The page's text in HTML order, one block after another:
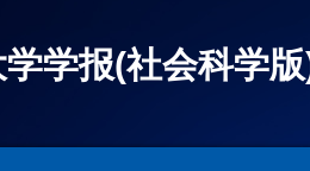
学报(社会科学